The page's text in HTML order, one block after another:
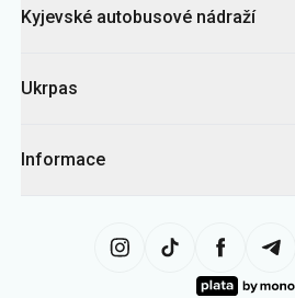
Kyjevské autobusové nádraží
Ukrpas
Informace